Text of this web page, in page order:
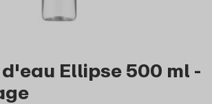
Ellipse 500 ml -